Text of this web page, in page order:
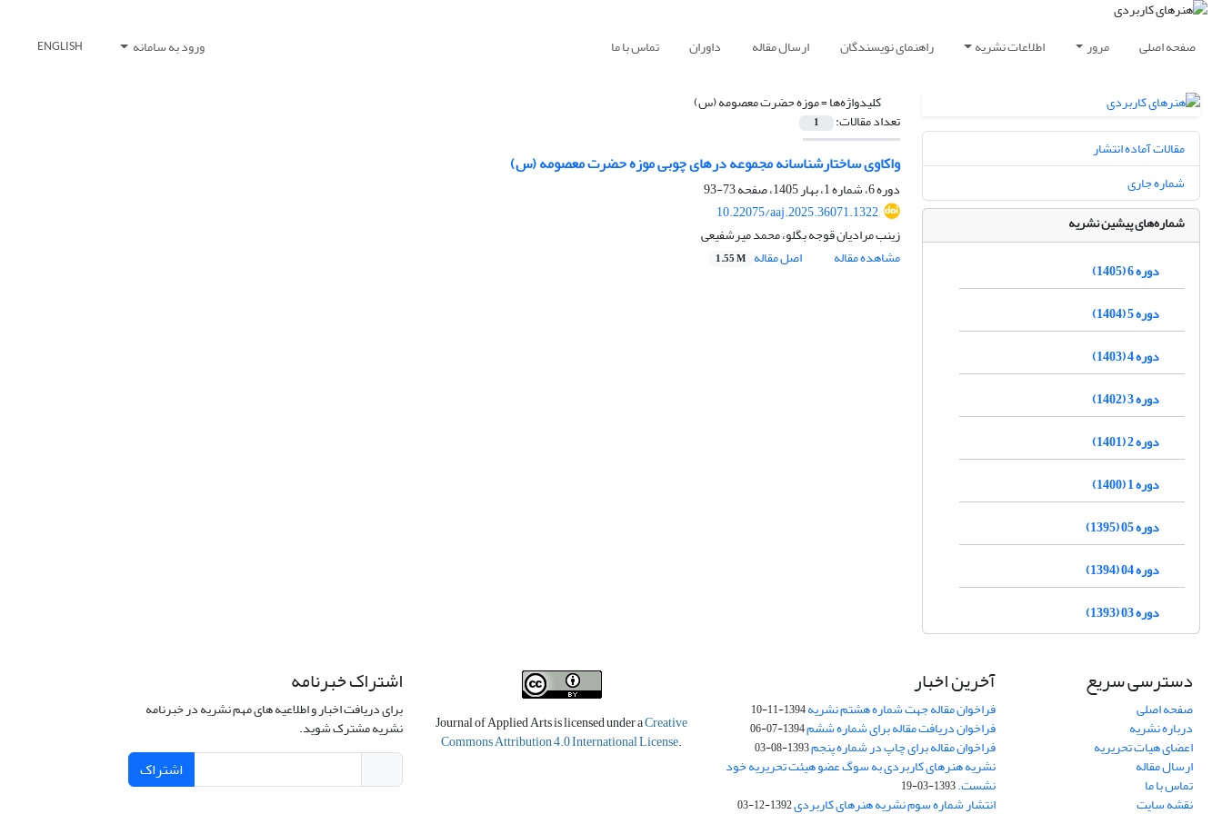
صفحه اصلی مرور اطلاعات نشریه راهنمای نویسندگان ارسال مقاله داوران تماس با ما ورود به سامانه ENGLISH
کلیدواژه‌ها =موزه حضرت معصومه (س)
تعداد مقالات: 1
واکاوی ساختارشناسانه مجموعه درهای چوبی موزه حضرت معصومه (س)
دوره 6، شماره 1، بهار 1405، صفحه
73-93
10.22075/aaj.2025.36071.1322
زینب مرادیان قوجه بگلو، محمد میرشفیعی
مشاهده مقاله
اصل مقاله 1.55 M
مقالات آماده انتشار
شماره جاری
شماره‌های پیشین نشریه
دوره 6 (1405)
دوره 5 (1404)
دوره 4 (1403)
دوره 3 (1402)
دوره 2 (1401)
دوره 1 (1400)
دوره 05 (1395)
دوره 04 (1394)
دوره 03 (1393)
دسترسی سریع
صفحه اصلی
درباره نشریه
اعضای هیات تحریریه
ارسال مقاله
تماس با ما
نقشه سایت
آخرین اخبار
فراخوان مقاله جهت شماره هشتم نشریه1394-11-10
فراخوان دریافت مقاله برای شماره ششم1394-07-06
فراخوان مقاله برای چاپ در شماره پنجم1393-08-03
نشریه هنرهای کاربردی به سوگ عضو هیئت تحریریه خود
نشست.1393-03-19
انتشار شماره سوم نشریه هنرهای کاربردی1392-12-03
Journal of Applied Arts is licensed under aCreative
Commons Attribution 4.0 International License.
اشتراک خبرنامه
برای دریافت اخبار و اطلاعیه های مهم نشریه در خبرنامه
نشریه مشترک شوید.
اشتراک